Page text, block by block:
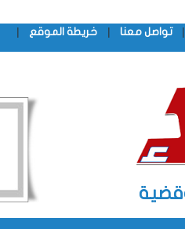
| تواصل معنا | خريطة الموقع |